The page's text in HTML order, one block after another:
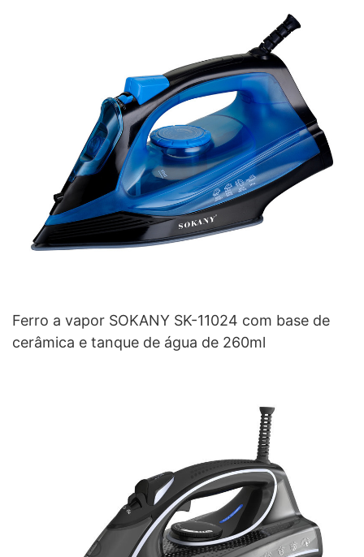
Ferro a vapor SOKANY SK-11024 com base de
cerâmica e tanque de água de 260ml